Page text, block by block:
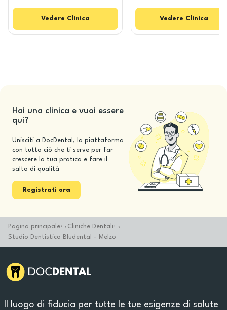
Vedere Clinica Vedere Clinica
Hai una clinica e vuoi essere
qui?
Unisciti a DocDental, la piattaforma
con tutto ciò che ti serve per far
crescere la tua pratica e fare il
salto di qualità
Registrati ora
Pagina principale
Cliniche Dentali
Studio Dentistico Bludental - Melzo
Il luogo di fiducia per tutte le tue esigenze di salute